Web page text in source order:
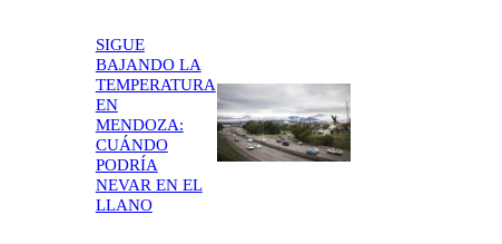
SIGUE
BAJANDO LA
TEMPERATURA
EN
MENDOZA:
CUÁNDO
PODRÍA
NEVAR EN EL
LLANO